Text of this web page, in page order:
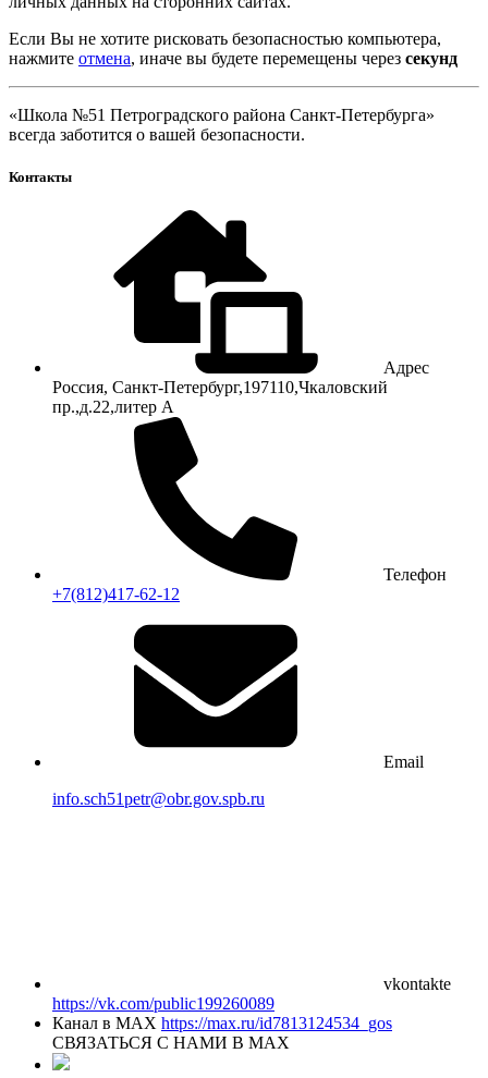
Если Вы не хотите рисковать безопасностью компьютера,
нажмите отмена, иначе вы будете перемещены через секунд
«Школа №51 Петроградского района Санкт-Петербурга»
всегда заботится о вашей безопасности.
Контакты
Адрес
Россия, Санкт-Петербург,197110,Чкаловский
пр.,д.22,литер А
Телефон
+7(812)417-62-12
Email
info.sch51petr@obr.gov.spb.ru
vkontakte
https://vk.com/public199260089
Канал в MAX https://max.ru/id7813124534_gos
СВЯЗАТЬСЯ С НАМИ В МАХ